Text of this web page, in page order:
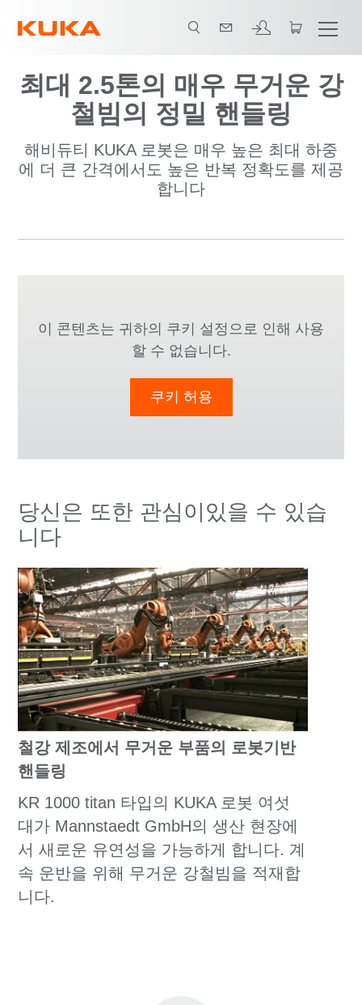
최대 2.5톤의 매우 무거운 강
철빔의 정밀 핸들링
해비듀티 KUKA 로봇은 매우 높은 최대 하중
에 더 큰 간격에서도 높은 반복 정확도를 제공
합니다
이 콘텐츠는 귀하의 쿠키 설정으로 인해 사용
할 수 없습니다.
쿠키 허용
당신은 또한 관심이있을 수 있습
니다
철강 제조에서 무거운 부품의 로봇기반
핸들링
KR 1000 titan 타입의 KUKA 로봇 여섯
대가 Mannstaedt GmbH의 생산 현장에
서 새로운 유연성을 가능하게 합니다. 계
속 운반을 위해 무거운 강철빔을 적재합
니다.